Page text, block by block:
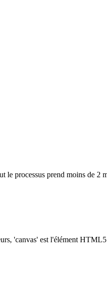
le processus prend moins de 2
'canvas' est l'élément